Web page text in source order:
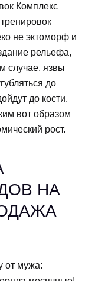
Комплекс
не эктоморф и
рельефа,
случае, язвы
до
до кости.
вот образом
рост.
НА
от мужа: